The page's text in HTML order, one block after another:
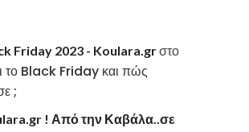
Friday 2023 - Koulara.grστο
το Black Friday και πώς
;
! Από την Καβάλα..σε